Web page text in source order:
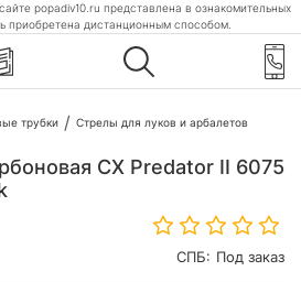
popadiv10.ru представлена в ознакомительных
приобретена дистанционным способом.
трубки Стрелы для луков и арбалетов
CX Predator II 6075
СПБ: Под заказ